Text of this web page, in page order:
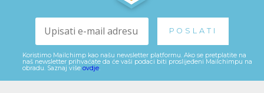
Koristimo Mailchimp kao našu newsletter platformu. Ako se pretplatite na
naš newsletter prihvaćate da će vaši podaci biti proslijeđeni Mailchimpu na
obradu. Saznaj više ovdje